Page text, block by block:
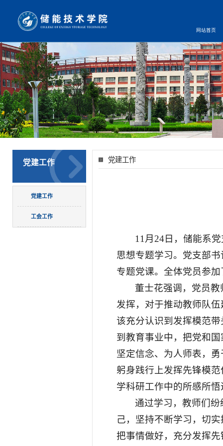
网站首页
党建工作
党建工作
工会工作
党建工作
11月24日，储能系
思想专题学习。党支部
专题党课。全体党员参
董士花强调，党员
发挥，对于推动教师队
该充分认识到发挥模范
到教育事业中，把党和
坚定信念、为人师表，
躬身践行上发挥先锋模
学科研工作中的所感所
通过学习，教师们
己，坚持不断学习，切
把事情做好，充分发挥